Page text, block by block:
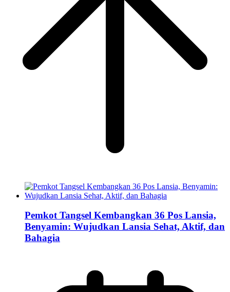
Pemkot Tangsel Kembangkan 36 Pos Lansia,
Benyamin: Wujudkan Lansia Sehat, Aktif, dan
Bahagia